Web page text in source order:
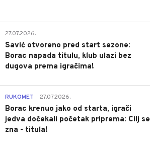
27.07.2026.
Savić otvoreno pred start sezone:
Borac napada titulu, klub ulazi bez
dugova prema igračima!
RUKOMET 27.07.2026.
Borac krenuo jako od starta, igrači
jedva dočekali početak priprema: Cilj se
zna - titula!